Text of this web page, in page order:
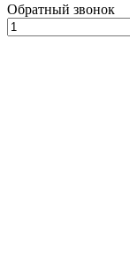
Обратный звонок